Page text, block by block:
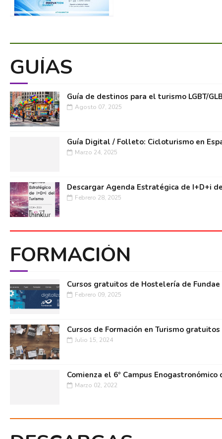
GUÍAS
Guía de destinos para el turismo LGBT/
Agosto 07, 2025
Guía Digital / Folleto: Cicloturismo en
Marzo 24, 2025
Descargar Agenda Estratégica de I+D+i
Febrero 28, 2025
FORMACIÓN
Cursos gratuitos de Hostelería de Fundae
Febrero 09, 2025
Cursos de Formación en Turismo gratuitos
Julio 15, 2024
Comienza el 6º Campus Enogastronómico
Marzo 02, 2022